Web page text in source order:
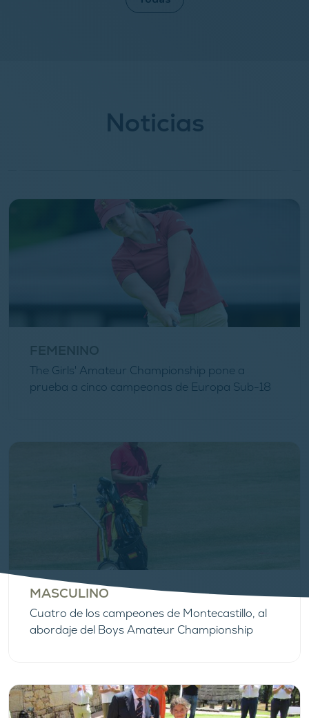
Noticias
FEMENINO
The Girls' Amateur Championship pone a
prueba a cinco campeonas de Europa Sub-18
MASCULINO
Cuatro de los campeones de Montecastillo, al
abordaje del Boys Amateur Championship